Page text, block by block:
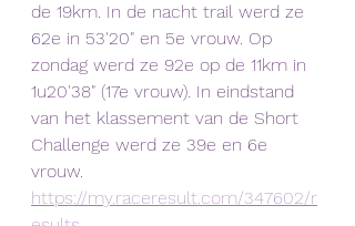
de 19km. In de nacht trail werd ze
62e in 53'20" en 5e vrouw. Op
zondag werd ze 92e op de 11km in
1u20'38" (17e vrouw). In eindstand
van het klassement van de Short
Challenge werd ze 39e en 6e
vrouw.
https://my.raceresult.com/347602/r